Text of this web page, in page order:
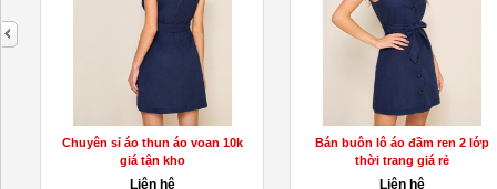
Chuyên sỉ áo thun áo voan 10k
giá tận kho
Liên hệ
Bán buôn lô áo đầm ren 2 lớp
thời trang giá rẻ
Liên hệ
next